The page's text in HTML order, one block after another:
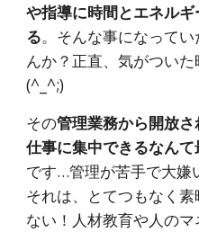
や指導に時間とエネル
る。そんな事になって
んか？正直、気がつい
(^_^;)
その管理業務から開放
仕事に集中できるなん
です…管理が苦手で大嫌
それは、とてつもなく
ない！人材教育や人の